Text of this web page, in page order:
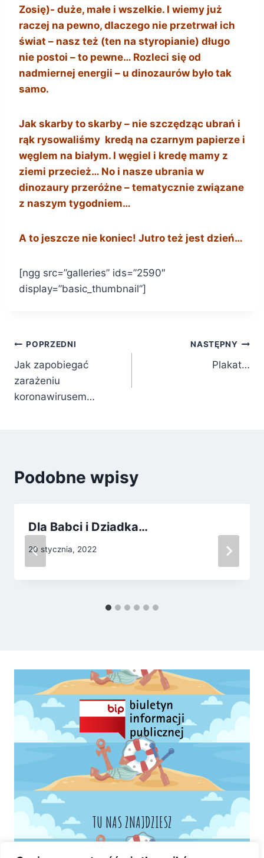
Zosię)- duże, małe i wszelkie. I wiemy już
raczej na pewno, dlaczego nie przetrwał ich
świat – nasz też (ten na styropianie) długo
nie postoi – to pewne… Rozleci się od
nadmiernej energii – u dinozaurów było tak
samo.
Jak skarby to skarby – nie szczędząc ubrań i
rąk rysowaliśmy kredą na czarnym papierze i
węglem na białym. I węgiel i kredę mamy z
ziemi przecież… No i nasze ubrania w
dinozaury przeróżne – tematycznie związane
z naszym tygodniem…
A to jeszcze nie koniec! Jutro też jest dzień…
[ngg src=”galleries” ids=”2590″
display=”basic_thumbnail”]
Nawigacja
wpisu
POPRZEDNI
Jak zapobiegać
zarażeniu
koronawirusem…
NASTĘPNY
Plakat…
Podobne wpisy
Dla Babci i Dziadka…
20 stycznia, 2022
TU NAS ZNAJDZIESZ